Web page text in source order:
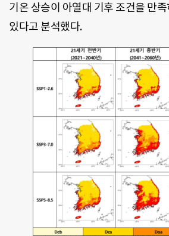
기온 상승이 아열대 기후 조건을 만
있다고 분석했다.